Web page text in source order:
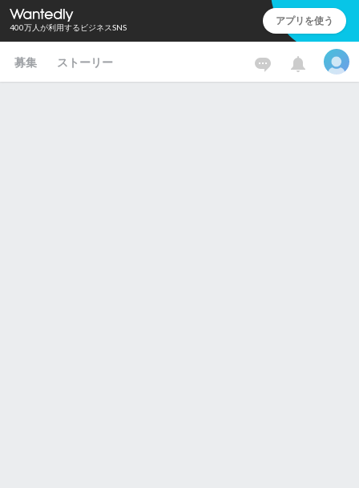
400万人が利用するビジネスSNS アプリを使う
募集 ストーリー